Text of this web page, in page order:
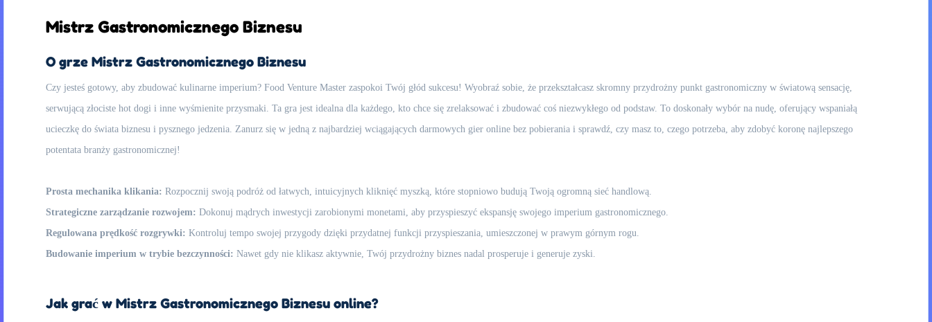
Mistrz Gastronomicznego Biznesu
O grze Mistrz Gastronomicznego Biznesu
Czy jesteś gotowy, aby zbudować kulinarne imperium? Food Venture Master zaspokoi Twój głód sukcesu! Wyobraź sobie, że przekształcasz skromny przydrożny punkt gastronomiczny w światową sensację,
serwującą złociste hot dogi i inne wyśmienite przysmaki. Ta gra jest idealna dla każdego, kto chce się zrelaksować i zbudować coś niezwykłego od podstaw. To doskonały wybór na nudę, oferujący wspaniałą
ucieczkę do świata biznesu i pysznego jedzenia. Zanurz się w jedną z najbardziej wciągających darmowych gier online bez pobierania i sprawdź, czy masz to, czego potrzeba, aby zdobyć koronę najlepszego
potentata branży gastronomicznej!
Prosta mechanika klikania: Rozpocznij swoją podróż od łatwych, intuicyjnych kliknięć myszką, które stopniowo budują Twoją ogromną sieć handlową.
Strategiczne zarządzanie rozwojem: Dokonuj mądrych inwestycji zarobionymi monetami, aby przyspieszyć ekspansję swojego imperium gastronomicznego.
Regulowana prędkość rozgrywki: Kontroluj tempo swojej przygody dzięki przydatnej funkcji przyspieszania, umieszczonej w prawym górnym rogu.
Budowanie imperium w trybie bezczynności: Nawet gdy nie klikasz aktywnie, Twój przydrożny biznes nadal prosperuje i generuje zyski.
Jak grać w Mistrz Gastronomicznego Biznesu online?